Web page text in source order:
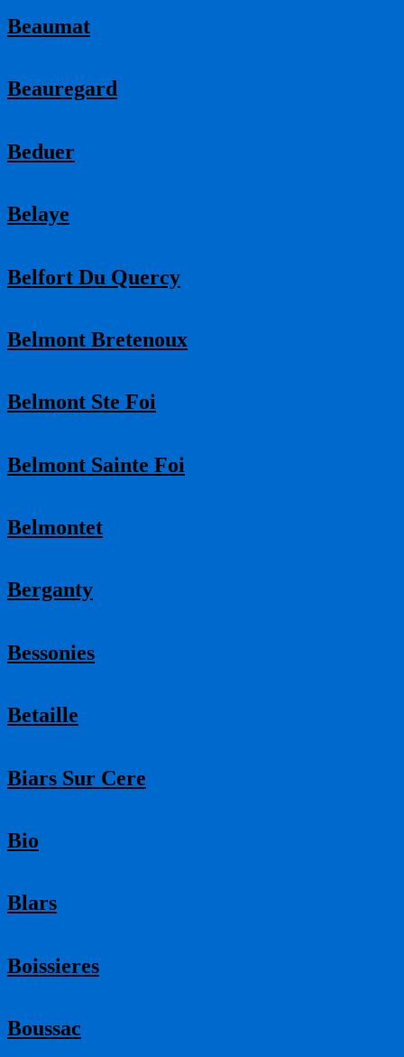
Beaumat
Beauregard
Beduer
Belaye
Belfort Du Quercy
Belmont Bretenoux
Belmont Ste Foi
Belmont Sainte Foi
Belmontet
Berganty
Bessonies
Betaille
Biars Sur Cere
Bio
Blars
Boissieres
Boussac